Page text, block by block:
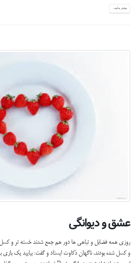
بیشتر بدانید...
عشق و دیوانگی
روزی همه فضابل و تباهی ها دور هم جمع شدند خسته تر و کسل
و کسل شده بودند. ناگهان ذکاوت ایستاد و گفت: بیایید یک بازی